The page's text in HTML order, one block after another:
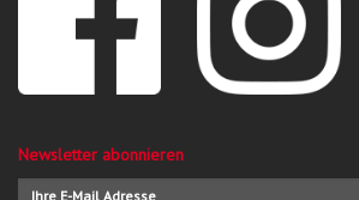
Newsletter abonnieren